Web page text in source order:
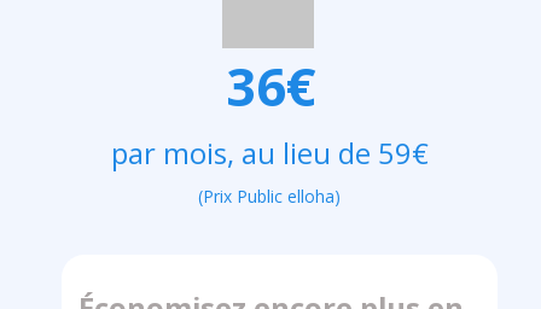
36€
par mois, au lieu de 59€
(Prix Public elloha)